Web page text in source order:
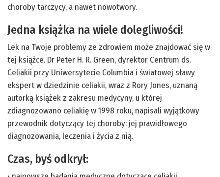
choroby tarczycy, a nawet nowotwory.
Jedna książka na wiele dolegliwości!
Lek na Twoje problemy ze zdrowiem może znajdować się w
tej książce. Dr Peter H. R. Green, dyrektor Centrum ds.
Celiakii przy Uniwersytecie Columbia i światowej sławy
ekspert w dziedzinie celiakii, wraz z Rory Jones, uznaną
autorką książek z zakresu medycyny, u której
zdiagnozowano celiakię w 1998 roku, napisali wyjątkowy
przewodnik dotyczący tej choroby: jej prawidłowego
diagnozowania, leczenia i życia z nią.
Czas, byś odkrył: